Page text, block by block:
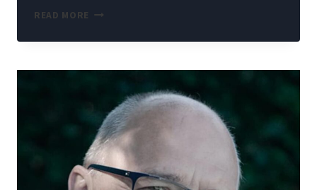
READ MORE